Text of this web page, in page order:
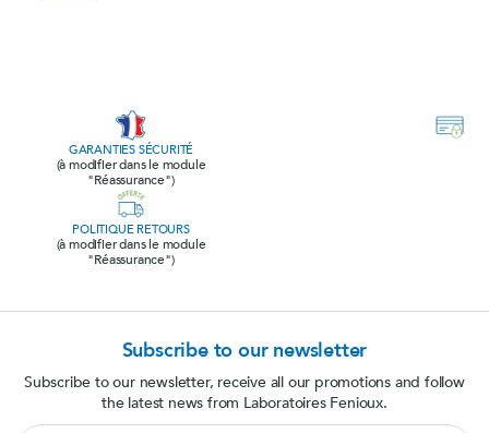
GARANTIES SÉCURITÉ
(à modifier dans le module
"Réassurance")
POLITIQUE RETOURS
(à modifier dans le module
"Réassurance")
Subscribe to our newsletter
Subscribe to our newsletter, receive all our promotions and follow
the latest news from Laboratoires Fenioux.